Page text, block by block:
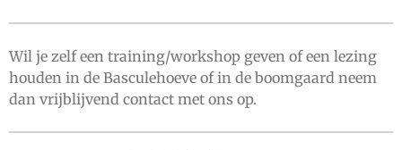
Wil je zelf een training/workshop geven of een lezing
houden in de Basculehoeve of in de boomgaard neem
dan vrijblijvend contact met ons op.